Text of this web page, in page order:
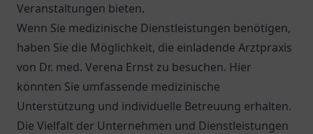
Veranstaltungen bieten.
Wenn Sie medizinische Dienstleistungen benötigen,
haben Sie die Möglichkeit, die einladende Arztpraxis
von Dr. med. Verena Ernst zu besuchen. Hier
könnten Sie umfassende medizinische
Unterstützung und individuelle Betreuung erhalten.
Die Vielfalt der Unternehmen und Dienstleistungen